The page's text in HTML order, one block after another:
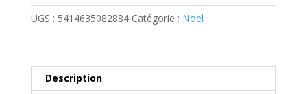
UGS : 5414635082884 Catégorie : Noel
Description